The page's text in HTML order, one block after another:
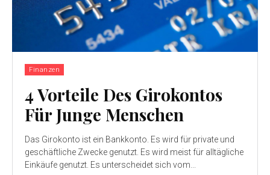
Finanzen
4 Vorteile Des Girokontos
Für Junge Menschen
Das Girokonto ist ein Bankkonto. Es wird für private und
geschäftliche Zwecke genutzt. Es wird meist für alltägliche
Einkäufe genutzt. Es unterscheidet sich vom...